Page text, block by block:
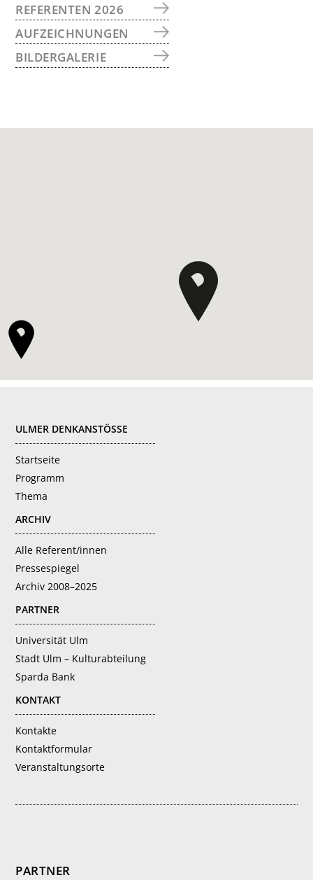
REFERENTEN 2026
AUFZEICHNUNGEN
BILDERGALERIE
ULMER DENKANSTÖSSE
Startseite
Programm
Thema
ARCHIV
Alle Referent/innen
Pressespiegel
Archiv 2008–2025
PARTNER
Universität Ulm
Stadt Ulm – Kulturabteilung
Sparda Bank
KONTAKT
Kontakte
Kontaktformular
Veranstaltungsorte
PARTNER